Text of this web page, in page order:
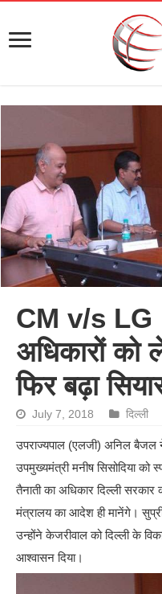
CM v/s LG
अधिकारों को
फिर बढ़ा
July 7, 2018 दिल्ली
उपराज्यपाल (एलजी) अनिल बैजल
उपमुख्यमंत्री मनीष सिसोदिया को
तैनाती का अधिकार दिल्ली
मंत्रालय का आदेश ही मानेंगे।
उन्होंने केजरीवाल को दिल्ली के
आश्वासन दिया।